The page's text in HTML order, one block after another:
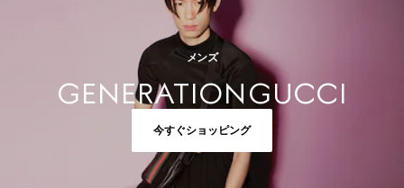
メンズ
GENERATION GUCCI
今すぐショッピング